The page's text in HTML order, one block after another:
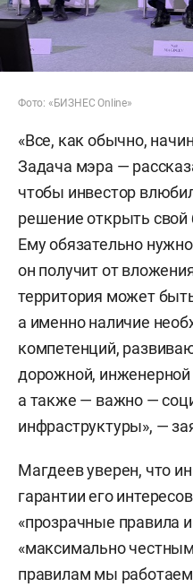
Фото: «БИЗНЕС Online»
«Все, как обычно,
Задача мэра —
чтобы инвестор
решение открыть свой
Ему обязательно
он получит от
территория может
а именно наличие
компетенций,
дорожной,
а также — важно —
инфраструктуры», —
Магдеев уверен, что
гарантии его
«прозрачные правила
«максимально
правилам мы